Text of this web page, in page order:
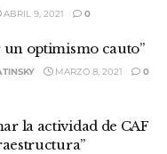
ABRIL 9, 2021 0
optimismo cauto”
MARZO 8, 2021 0
la actividad de CAF